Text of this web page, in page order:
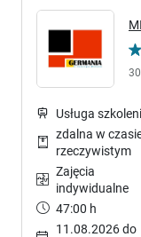
Usługa
zdalna w
rzeczywistym
Zajęcia
indywidualne
47:00 h
11.08.2026 do